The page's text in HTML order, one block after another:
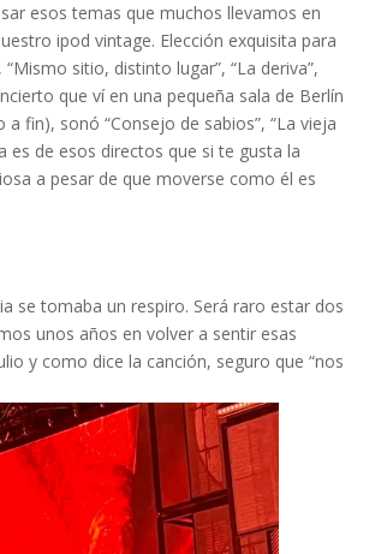
esos temas que muchos llevamos en
ipod vintage. Elección exquisita para
sitio, distinto lugar”, “La deriva”,
que ví en una pequeña sala de Berlín
fin), sonó “Consejo de sabios”, “La vieja
es de esos directos que si te gusta la
a pesar de que moverse como él es
se tomaba un respiro. Será raro estar dos
unos años en volver a sentir esas
y como dice la canción, seguro que “nos